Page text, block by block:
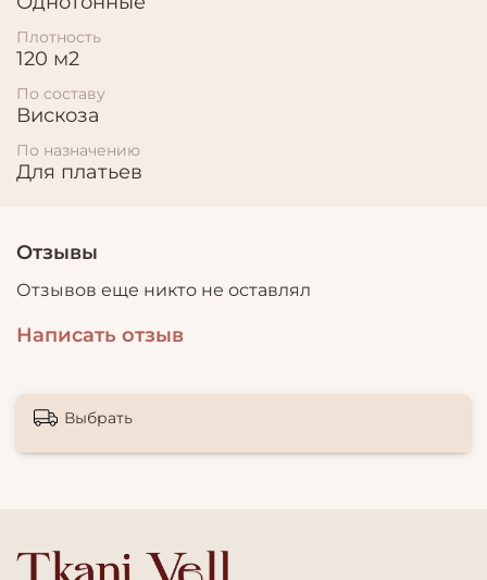
Плотность
120 м2
По составу
Вискоза
По назначению
Для платьев
Отзывы
Отзывов еще никто не оставлял
Написать отзыв
Выбрать